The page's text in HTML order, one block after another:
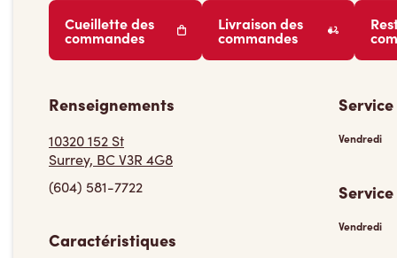
Cueillette des
commandes
Livraison des
commandes
Renseignements
10320 152 St
Surrey, BC V3R 4G8
(604) 581-7722
Caractéristiques
Vendredi
Vendredi